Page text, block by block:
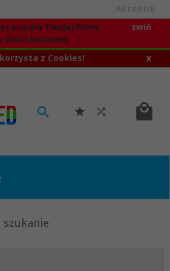
dla Twojej Firmy
ilości hurtowej
zwiń
z Cookies! x
szukanie